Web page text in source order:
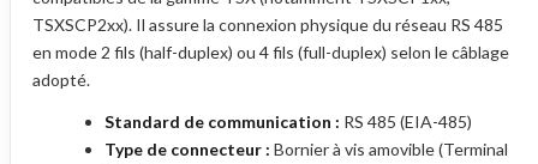
TSXSCP2xx). Il assure la connexion physique du réseau RS 485
en mode 2 fils (half-duplex) ou 4 fils (full-duplex) selon le câblage
adopté.
Standard de communication : RS 485 (EIA-485)
Type de connecteur : Bornier à vis amovible (Terminal